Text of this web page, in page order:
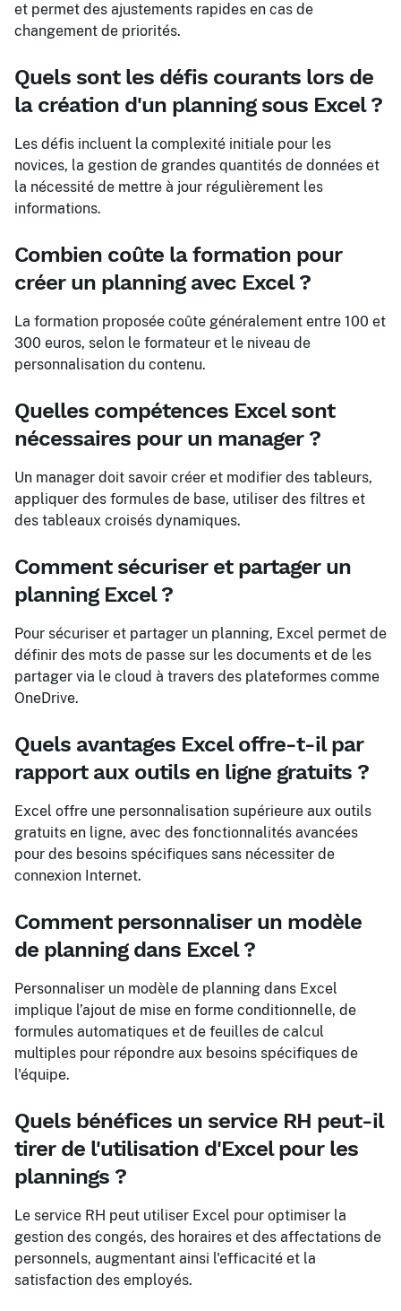
et permet des ajustements rapides en cas de
changement de priorités.
Quels sont les défis courants lors de
la création d'un planning sous Excel ?
Les défis incluent la complexité initiale pour les
novices, la gestion de grandes quantités de données et
la nécessité de mettre à jour régulièrement les
informations.
Combien coûte la formation pour
créer un planning avec Excel ?
La formation proposée coûte généralement entre 100 et
300 euros, selon le formateur et le niveau de
personnalisation du contenu.
Quelles compétences Excel sont
nécessaires pour un manager ?
Un manager doit savoir créer et modifier des tableurs,
appliquer des formules de base, utiliser des filtres et
des tableaux croisés dynamiques.
Comment sécuriser et partager un
planning Excel ?
Pour sécuriser et partager un planning, Excel permet de
définir des mots de passe sur les documents et de les
partager via le cloud à travers des plateformes comme
OneDrive.
Quels avantages Excel offre-t-il par
rapport aux outils en ligne gratuits ?
Excel offre une personnalisation supérieure aux outils
gratuits en ligne, avec des fonctionnalités avancées
pour des besoins spécifiques sans nécessiter de
connexion Internet.
Comment personnaliser un modèle
de planning dans Excel ?
Personnaliser un modèle de planning dans Excel
implique l’ajout de mise en forme conditionnelle, de
formules automatiques et de feuilles de calcul
multiples pour répondre aux besoins spécifiques de
l'équipe.
Quels bénéfices un service RH peut-il
tirer de l'utilisation d'Excel pour les
plannings ?
Le service RH peut utiliser Excel pour optimiser la
gestion des congés, des horaires et des affectations de
personnels, augmentant ainsi l'efficacité et la
satisfaction des employés.